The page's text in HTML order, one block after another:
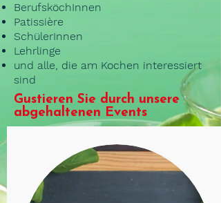
BerufsköchInnen
Patissière
SchülerInnen
Lehrlinge
und alle, die am Kochen interessiert
sind
Gustieren Sie durch unsere
abgehaltenen Events